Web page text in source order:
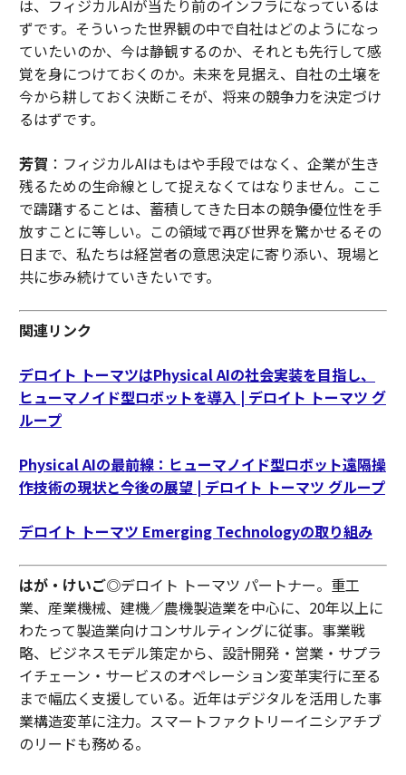
は、フィジカルAIが当たり前のインフラになっているは
ずです。そういった世界観の中で自社はどのようになっ
ていたいのか、今は静観するのか、それとも先行して感
覚を身につけておくのか。未来を見据え、自社の土壌を
今から耕しておく決断こそが、将来の競争力を決定づけ
るはずです。
芳賀 ：フィジカルAIはもはや手段ではなく、企業が生き
残るための生命線として捉えなくてはなりません。ここ
で躊躇することは、蓄積してきた日本の競争優位性を手
放すことに等しい。この領域で再び世界を驚かせるその
日まで、私たちは経営者の意思決定に寄り添い、現場と
共に歩み続けていきたいです。
関連リンク
デロイト トーマツはPhysical AIの社会実装を目指し、
ヒューマノイド型ロボットを導入 | デロイト トーマツ グ
ループ
Physical AIの最前線：ヒューマノイド型ロボット遠隔操
作技術の現状と今後の展望 | デロイト トーマツ グループ
デロイト トーマツ Emerging Technologyの取り組み
はが・けいご◎デロイト トーマツ パートナー。重工
業、産業機械、建機／農機製造業を中心に、20年以上に
わたって製造業向けコンサルティングに従事。事業戦
略、ビジネスモデル策定から、設計開発・営業・サプラ
イチェーン・サービスのオペレーション変革実行に至る
まで幅広く支援している。近年はデジタルを活用した事
業構造変革に注力。スマートファクトリーイニシアチブ
のリードも務める。